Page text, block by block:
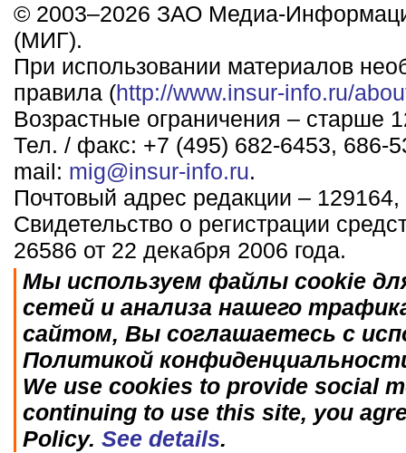
© 2003–2026 ЗАО Медиа-
(МИГ).
При использовании материалов
правила (http://www.insur-info.ru/
Возрастные ограничения – старше
Тел. / факс: +7 (495) 682-6453, 686-
mail: mig@insur-info.ru.
Почтовый адрес редакции –
Свидетельство о регистрации
26586 от 22 декабря 2006 года.
Мы используем файлы cookie
сетей и анализа нашего
сайтом, Вы соглашаетесь с
Политикой
We use cookies to provide social
continuing to use this site, you
Policy. See details.